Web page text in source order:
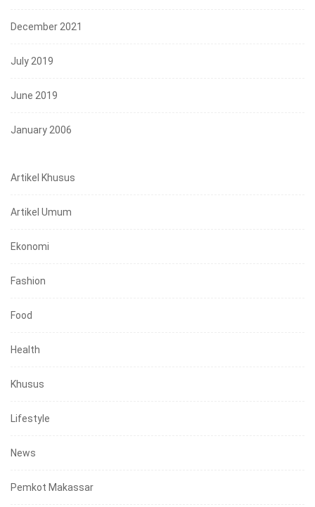
December 2021
July 2019
June 2019
January 2006
Artikel Khusus
Artikel Umum
Ekonomi
Fashion
Food
Health
Khusus
Lifestyle
News
Pemkot Makassar